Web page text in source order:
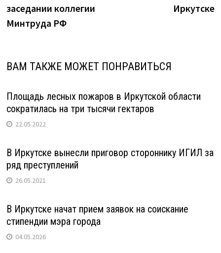
заседании коллегии
Минтруда РФ
Иркутске
ВАМ ТАКЖЕ МОЖЕТ ПОНРАВИТЬСЯ
Площадь лесных пожаров в Иркутской области
сократилась на три тысячи гектаров
22.05.2022
В Иркутске вынесли приговор стороннику ИГИЛ за
ряд преступлений
26.05.2021
В Иркутске начат прием заявок на соискание
стипендии мэра города
04.05.2026